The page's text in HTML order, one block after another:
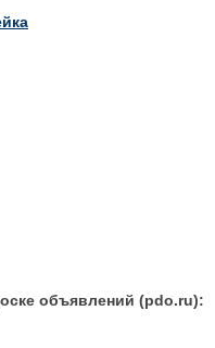
объявлений (pdo.ru):